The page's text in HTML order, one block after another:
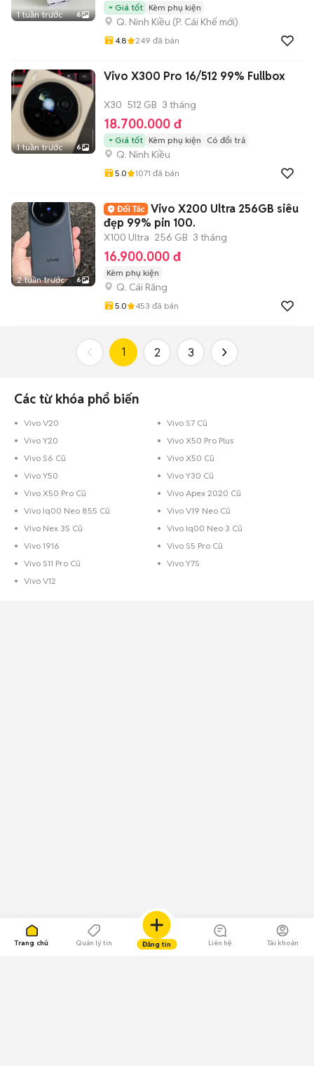
Trang chủ Quản lý tin Đăng tin Liên hệ Tài khoản
1 tuần trước 6
Giá tốt Kèm phụ kiện
Q. Ninh Kiều (P. Cái Khế mới)
4.8 249 đã bán
1 tuần trước 6
Vivo X300 Pro 16/512 99% Fullbox
X30 512 GB 3 tháng
18.700.000 đ
Giá tốt Kèm phụ kiện Có đổi trả
Q. Ninh Kiều
5.0 1071 đã bán
2 tuần trước 6
Vivo X200 Ultra 256GB siêu
đẹp 99% pin 100.
X100 Ultra 256 GB 3 tháng
16.900.000 đ
Kèm phụ kiện
Q. Cái Răng
5.0 453 đã bán
1 2 3
Các từ khóa phổ biến
Vivo V20
Vivo S7 Cũ
Vivo Y20
Vivo X50 Pro Plus
Vivo S6 Cũ
Vivo X50 Cũ
Vivo Y50
Vivo Y30 Cũ
Vivo X50 Pro Cũ
Vivo Apex 2020 Cũ
Vivo Iq00 Neo 855 Cũ
Vivo V19 Neo Cũ
Vivo Nex 3S Cũ
Vivo Iq00 Neo 3 Cũ
Vivo 1916
Vivo S5 Pro Cũ
Vivo S11 Pro Cũ
Vivo Y7S
Vivo V12